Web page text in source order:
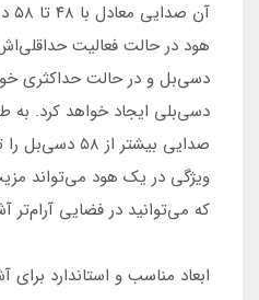
دسی‌بلی ایجاد خواهد کرد. به
صدایی بیشتر
ویژگی در یک هود می‌تواند
که می‌توانید در فضایی آرام‌تر
ابعاد مناسب و استاندارد برای